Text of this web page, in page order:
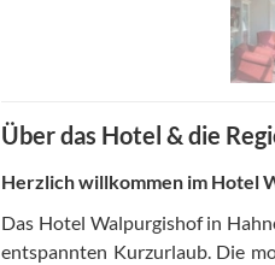
Über das Hotel & die
Herzlich willkommen im Hotel
Das Hotel Walpurgishof in
entspannten Kurzurlaub. Die